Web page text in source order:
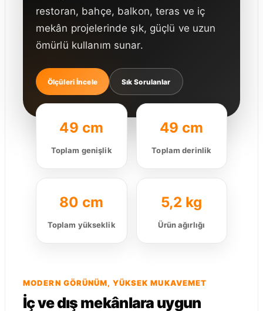
restoran, bahçe, balkon, teras ve iç
mekân projelerinde şık, güçlü ve uzun
ömürlü kullanım sunar.
Ölçüleri İncele Sık Sorulanlar
49 cm
Toplam genişlik
49 cm
Toplam derinlik
80 cm
Toplam yükseklik
5,2 kg
Ürün ağırlığı
MODERN GÖRÜNÜM, YÜKSEK MUKAVEMET
İç ve dış mekânlara uygun